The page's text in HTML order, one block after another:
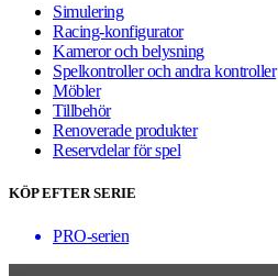
Simulering
Racing-konfigurator
Kameror och belysning
Spelkontroller och andra kontroller
Möbler
Tillbehör
Renoverade produkter
Reservdelar för spel
KÖP EFTER SERIE
PRO-serien